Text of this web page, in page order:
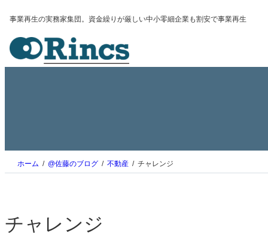
容
ス
キ
事業再生の実務家集団。資金繰りが厳しい中小零細企業も割安で事業再生
ホーム @佐藤のブログ 不動産 チャレンジ
チャレンジ